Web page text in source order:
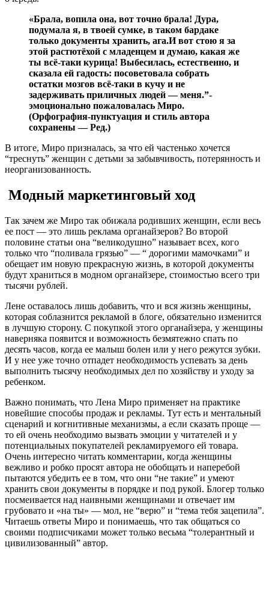
«Брала, вопила она, вот точно брала! Дура,
подумала я, в твоей сумке, в таком бардаке
только документы хранить, ага.И вот стою я за
этой растютёхой с младенцем и думаю, какая же
ты всё-таки курица! Выбесилась, естественно, и
сказала ей гадость: посоветовала собрать
остатки мозгов всё-таки в кучу и не
задерживать приличных людей — меня.”-
эмоционально пожаловалась Миро.
(Орфография-пунктуация и стиль автора
сохранены — Ред.)
В итоге, Миро призналась, за что ей частенько хочется
“треснуть” женщин с детьми за забывчивость, потерянность и
неорганизованность.
Модный маркетинговый ход
Так зачем же Миро так обижала родивших женщин, если весь
ее пост — это лишь реклама органайзеров? Во второй
половине статьи она “великодушно” называет всех, кого
только что “поливала грязью” — “ дорогими мамочками” и
обещает им новую прекрасную жизнь, в которой документы
будут храниться в модном органайзере, стоимостью всего три
тысячи рублей.
Лене оставалось лишь добавить, что и вся жизнь женщины,
которая соблазнится рекламой в блоге, обязательно изменится
в лучшую сторону. С покупкой этого органайзера, у женщины
наверняка появится и возможность безмятежно спать по
десять часов, когда ее малыш болен или у него режутся зубки.
И у нее уже точно отпадет необходимость успевать за день
выполнить тысячу необходимых дел по хозяйству и уходу за
ребенком.
Важно понимать, что Лена Миро применяет на практике
новейшие способы продаж и рекламы. Тут есть и ментальный
сценарий и когнитивные механизмы, а если сказать проще —
то ей очень необходимо вызвать эмоции у читателей и у
потенциальных покупателей рекламируемого ей товара.
Очень интересно читать комментарии, когда женщины
вежливо и робко просят автора не обобщать и наперебой
пытаются убедить ее в том, что они “не такие” и умеют
хранить свои документы в порядке и под рукой. Блогер только
посмеивается над наивными женщинами и отвечает им
грубовато и «на ты» — мол, не “верю” и “тема тебя зацепила”.
Читаешь ответы Миро и понимаешь, что так общаться со
своими подписчиками может только весьма “толерантный и
цивилизованный” автор.